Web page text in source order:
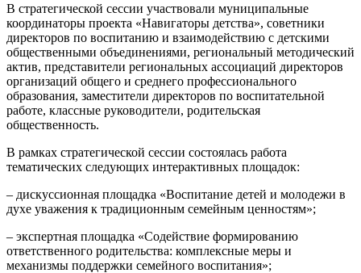
В стратегической сессии участвовали муниципальные
координаторы проекта «Навигаторы детства», советники
директоров по воспитанию и взаимодействию с детскими
общественными объединениями, региональный методический
актив, представители региональных ассоциаций директоров
организаций общего и среднего профессионального
образования, заместители директоров по воспитательной
работе, классные руководители, родительская
общественность.
В рамках стратегической сессии состоялась работа
тематических следующих интерактивных площадок:
– дискуссионная площадка «Воспитание детей и молодежи в
духе уважения к традиционным семейным ценностям»;
– экспертная площадка «Содействие формированию
ответственного родительства: комплексные меры и
механизмы поддержки семейного воспитания»;